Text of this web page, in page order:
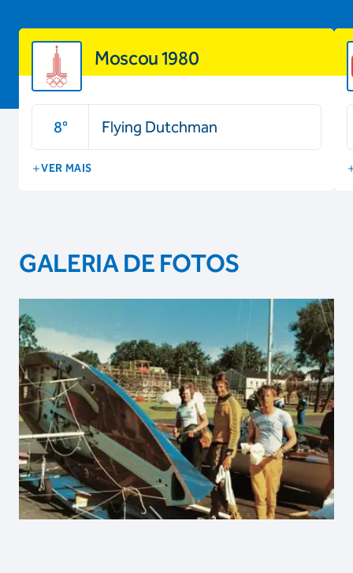
Moscou 1980
8° Flying Dutchman
VER MAIS
GALERIA DE FOTOS